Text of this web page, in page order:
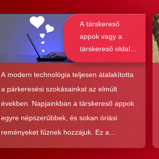
A társkereső
appok vagy a
társkereső oldalak
alkalmasabbak a
komoly kapcsolat
kialakításához?
A modern technológia teljesen átalakította
a párkeresési szokásainkat az elmúlt
években. Napjainkban a társkereső appok
egyre népszerűbbek, és sokan óriási
reményeket fűznek hozzájuk. Ez a
közkedveltség egyáltalán nem véletlen,